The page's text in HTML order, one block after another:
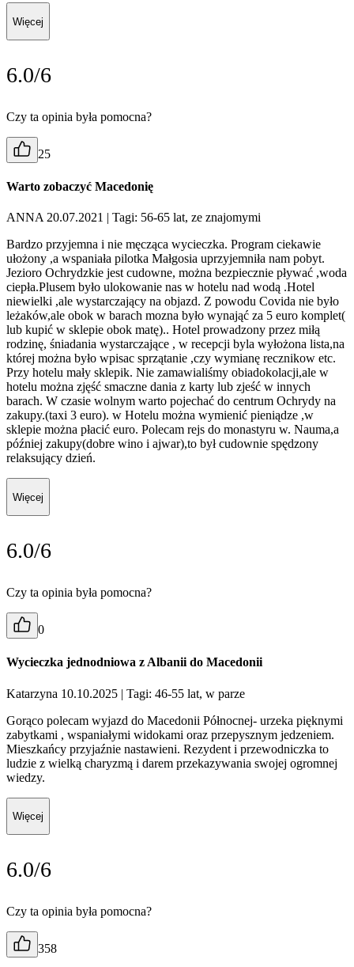
Więcej
6.0/6
Czy ta opinia była pomocna?
25
Warto zobaczyć Macedonię
ANNA 20.07.2021
| Tagi: 56-65 lat, ze znajomymi
Bardzo przyjemna i nie męcząca wycieczka. Program ciekawie
ułożony ,a wspaniała pilotka Małgosia uprzyjemniła nam pobyt.
Jezioro Ochrydzkie jest cudowne, można bezpiecznie pływać ,woda
ciepła.Plusem było ulokowanie nas w hotelu nad wodą .Hotel
niewielki ,ale wystarczający na objazd. Z powodu Covida nie było
leżaków,ale obok w barach mozna było wynająć za 5 euro komplet(
lub kupić w sklepie obok matę).. Hotel prowadzony przez miłą
rodzinę, śniadania wystarczające , w recepcji byla wyłożona lista,na
której można było wpisac sprzątanie ,czy wymianę recznikow etc.
Przy hotelu mały sklepik. Nie zamawialiśmy obiadokolacji,ale w
hotelu można zjęść smaczne dania z karty lub zjeść w innych
barach. W czasie wolnym warto pojechać do centrum Ochrydy na
zakupy.(taxi 3 euro). w Hotelu można wymienić pieniądze ,w
sklepie można płacić euro. Polecam rejs do monastyru w. Nauma,a
później zakupy(dobre wino i ajwar),to był cudownie spędzony
relaksujący dzień.
Więcej
6.0/6
Czy ta opinia była pomocna?
0
Wycieczka jednodniowa z Albanii do Macedonii
Katarzyna 10.10.2025 | Tagi: 46-55 lat, w parze
Gorąco polecam wyjazd do Macedonii Północnej- urzeka pięknymi
zabytkami , wspaniałymi widokami oraz przepysznym jedzeniem.
Mieszkańcy przyjaźnie nastawieni. Rezydent i przewodniczka to
ludzie z wielką charyzmą i darem przekazywania swojej ogromnej
wiedzy.
Więcej
6.0/6
Czy ta opinia była pomocna?
358